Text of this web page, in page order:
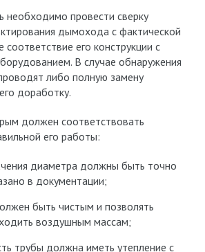
необходимо провести сверку
дымохода с фактической
соответствие его конструкции с
В случае обнаружения
либо полную замену
доработку.
должен соответствовать
его работы:
диаметра должны быть точно
в документации;
быть чистым и позволять
воздушным массам;
трубы должна иметь утепление с